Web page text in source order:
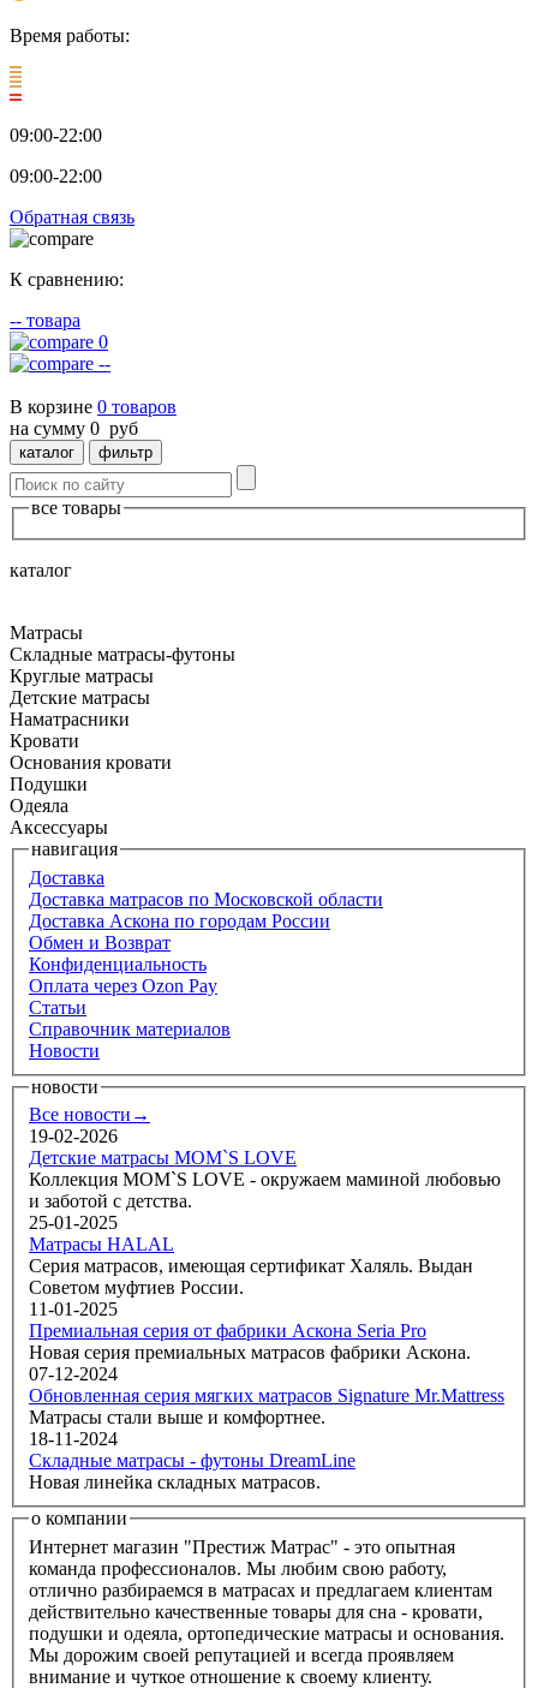
Время работы:
09:00-22:00
09:00-22:00
Обратная связь
К сравнению:
-- товара
0
--
В корзине 0 товаров
на сумму 0 руб
каталог фильтр
все товары
каталог
Матрасы
Складные матрасы-футоны
Круглые матрасы
Детские матрасы
Наматрасники
Кровати
Основания кровати
Подушки
Одеяла
Аксессуары
навигация
Доставка
Доставка матрасов по Московской области
Доставка Аскона по городам России
Обмен и Возврат
Конфиденциальность
Оплата через Ozon Pay
Статьи
Справочник материалов
Новости
новости
Все новости→
19-02-2026
Детские матрасы MOM`S LOVE
Коллекция MOM`S LOVE - окружаем маминой любовью
и заботой с детства.
25-01-2025
Матрасы HALAL
Серия матрасов, имеющая сертификат Халяль. Выдан
Советом муфтиев России.
11-01-2025
Премиальная серия от фабрики Аскона Seria Pro
Новая серия премиальных матрасов фабрики Аскона.
07-12-2024
Обновленная серия мягких матрасов Signature Mr.Mattress
Матрасы стали выше и комфортнее.
18-11-2024
Складные матрасы - футоны DreamLine
Новая линейка складных матрасов.
о компании
Интернет магазин "Престиж Матрас" - это опытная
команда профессионалов. Мы любим свою работу,
отлично разбираемся в матрасах и предлагаем клиентам
действительно качественные товары для сна - кровати,
подушки и одеяла, ортопедические матрасы и основания.
Мы дорожим своей репутацией и всегда проявляем
внимание и чуткое отношение к своему клиенту.